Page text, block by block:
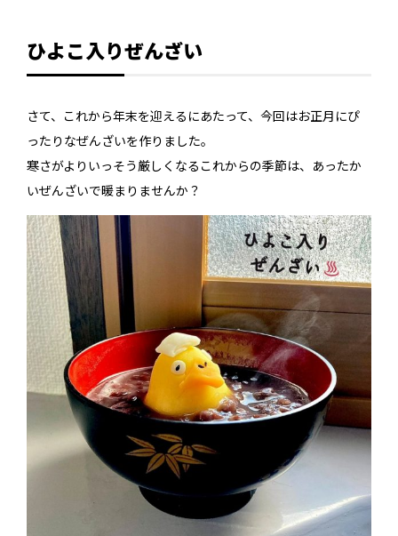
ひよこ入りぜんざい
さて、これから年末を迎えるにあたって、今回はお正月にぴ
ったりなぜんざいを作りました。
寒さがよりいっそう厳しくなるこれからの季節は、あったか
いぜんざいで暖まりませんか？